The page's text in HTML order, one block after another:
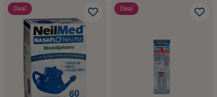
Deal Deal